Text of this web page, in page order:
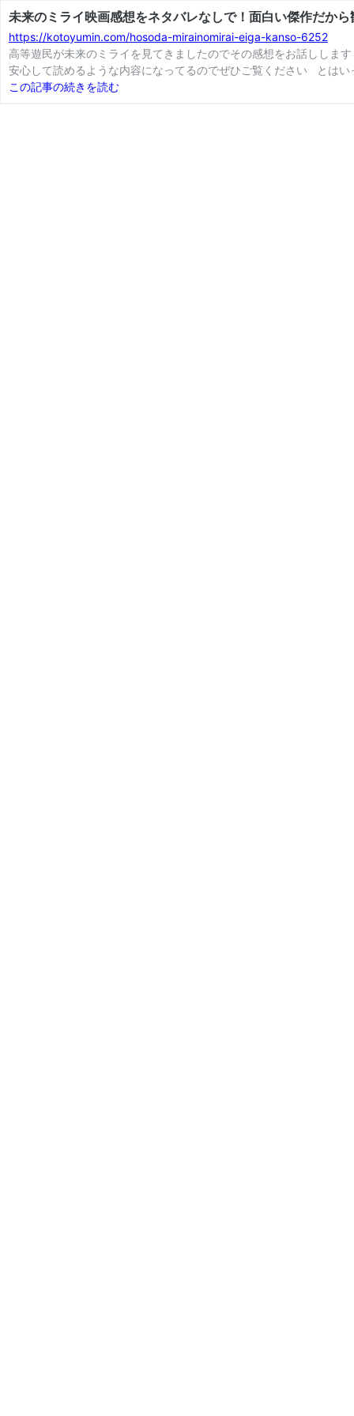
未来のミライ映画感想をネタバレなしで！面白い傑作だから
https://kotoyumin.com/hosoda-mirainomirai-eiga-kanso-6252
高等遊民が未来のミライを見てきましたのでその感想をお話ししま
安心して読めるような内容になってるのでぜひご覧ください とは
この記事の続きを読む